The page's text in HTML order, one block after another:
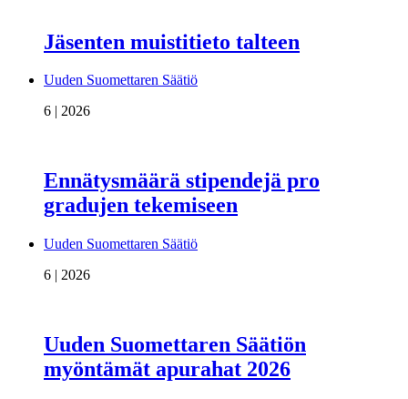
Jäsenten muistitieto talteen
Uuden Suomettaren Säätiö
6 | 2026
Ennätysmäärä stipendejä pro
gradujen tekemiseen
Uuden Suomettaren Säätiö
6 | 2026
Uuden Suomettaren Säätiön
myöntämät apurahat 2026